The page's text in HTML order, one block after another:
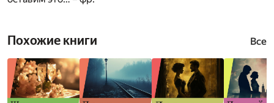
Похожие книги Все